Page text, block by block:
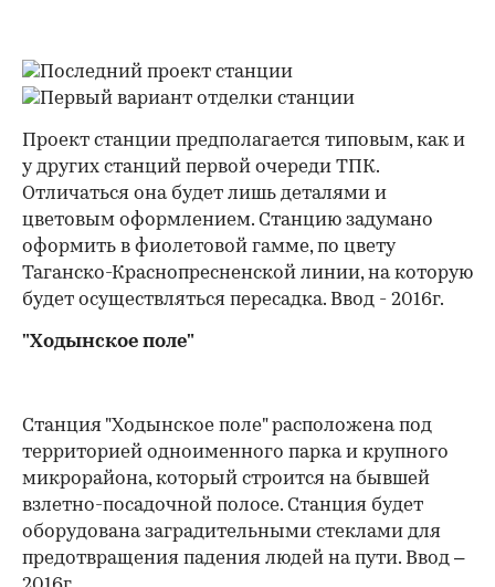
Проект станции предполагается типовым, как и
у других станций первой очереди ТПК.
Отличаться она будет лишь деталями и
цветовым оформлением. Станцию задумано
оформить в фиолетовой гамме, по цвету
Таганско-Краснопресненской линии, на которую
будет осуществляться пересадка. Ввод - 2016г.
"Ходынское поле"
Станция "Ходынское поле" расположена под
территорией одноименного парка и крупного
микрорайона, который строится на бывшей
взлетно-посадочной полосе. Станция будет
оборудована заградительными стеклами для
предотвращения падения людей на пути. Ввод –